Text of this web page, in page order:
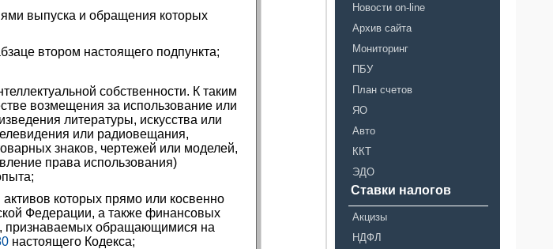
выпуска и обращения которых
втором настоящего подпункта;
собственности. К таким
возмещения за использование или
литературы, искусства или
или радиовещания,
знаков, чертежей или моделей,
права использования)
которых прямо или косвенно
Федерации, а также финансовых
признаваемых обращающимися на
настоящего Кодекса;
Новости on-line
Архив сайта
Мониторинг
ПБУ
План счетов
ЯО
Авто
ККТ
ЭДО
Ставки налогов
Акцизы
НДФЛ